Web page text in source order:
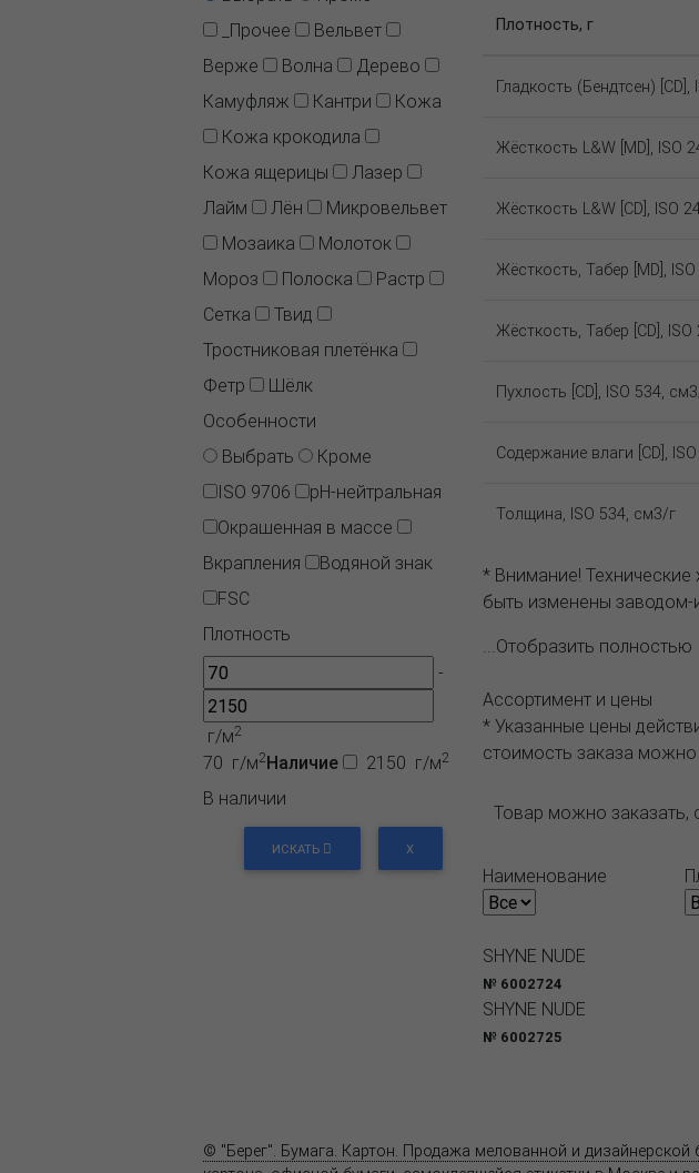
_Прочее
Вельвет
Верже
Волна
Дерево
Камуфляж
Кантри
Кожа
Кожа крокодила
Кожа ящерицы
Лазер
Лайм
Лён
Микровельвет
Мозаика
Молоток
Мороз
Полоска
Растр
Сетка
Твид
Тростниковая плетёнка
Фетр
Шёлк
Особенности
Выбрать
Кроме
ISO 9706
pH-нейтральная
Окрашенная в массе
Вкрапления
Водяной знак
FSC
Плотность
-
г/м2
2150 г/м2
70 г/м2Наличие
В наличии
ИСКАТЬ X
Плотность, г
Гладкость (Бендтсен)
Жёсткость L&W [MD], ISO
Жёсткость L&W [CD], ISO
Жёсткость, Табер [MD],
Жёсткость, Табер [CD],
Пухлость [CD], ISO 534,
Содержание влаги [CD],
Толщина, ISO 534, см3/г
* Внимание! Технические
быть изменены заводом-
...Отобразить полностью
Ассортимент и цены
* Указанные цены
стоимость заказа
Товар можно заказать,
Наименование
SHYNE NUDE
№ 6002724
SHYNE NUDE
№ 6002725
© "Берег". Бумага. Картон. Продажа мелованной и дизайнерской